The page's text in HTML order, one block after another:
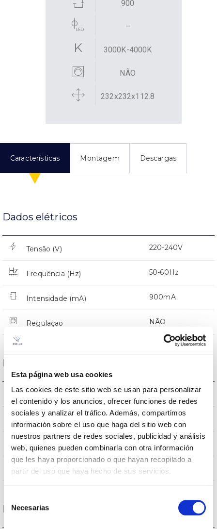
Esta página web usa cookies
Las cookies de este sitio web se usan para personalizar
el contenido y los anuncios, ofrecer funciones de redes
sociales y analizar el tráfico. Además, compartimos
información sobre el uso que haga del sitio web con
nuestros partners de redes sociales, publicidad y análisis
web, quienes pueden combinarla con otra información
que les haya proporcionado o que hayan recopilado a
partir del uso que haya hecho de sus servicios.
Necesarias
900
–
3000K-4000K
NÃO
232x232x112.8
Características Montagem Descargas
Dados elétricos
Tensão (V) 220-240V
Frequência (Hz) 50-60Hz
Intensidade (mA) 900mA
Regulaçao NÃO
Dimensões e montagem
Peso 0.5Kg
Dimensão 232x232x112.8mm
Posição de montagem Tecto de encastrar
Junção NÃO
Dados ópticos